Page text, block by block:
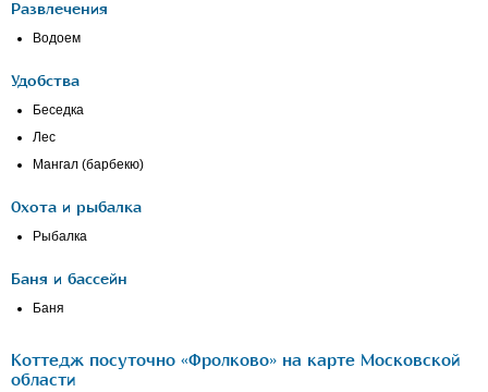
Развлечения
Водоем
Удобства
Беседка
Лес
Мангал (барбекю)
Охота и рыбалка
Рыбалка
Баня и бассейн
Баня
Коттедж посуточно «Фролково» на карте Московской
области